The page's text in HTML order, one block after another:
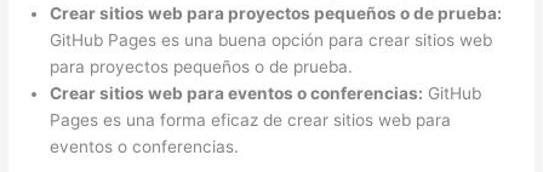
Crear sitios web para proyectos pequeños o de prueba:
GitHub Pages es una buena opción para crear sitios web
para proyectos pequeños o de prueba.
Crear sitios web para eventos o conferencias: GitHub
Pages es una forma eficaz de crear sitios web para
eventos o conferencias.